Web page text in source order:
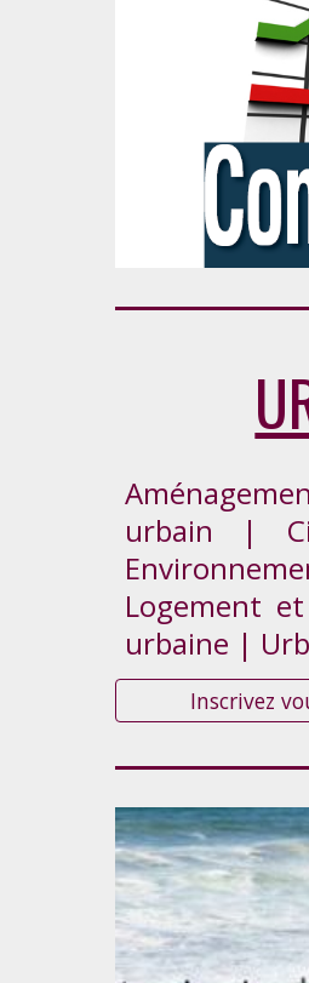
urbain |
Logement
urbaine |
Inscrivez